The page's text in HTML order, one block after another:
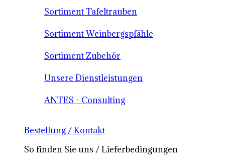
Sortiment Tafeltrauben
Sortiment Weinbergspfähle
Sortiment Zubehör
Unsere Dienstleistungen
ANTES - Consulting
Bestellung / Kontakt
So finden Sie uns / Lieferbedingungen